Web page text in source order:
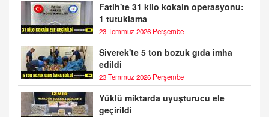
Fatih'te 31 kilo kokain operasyonu:
1 tutuklama
23 Temmuz 2026 Perşembe
Siverek'te 5 ton bozuk gıda imha
edildi
23 Temmuz 2026 Perşembe
Yüklü miktarda uyuşturucu ele
geçirildi